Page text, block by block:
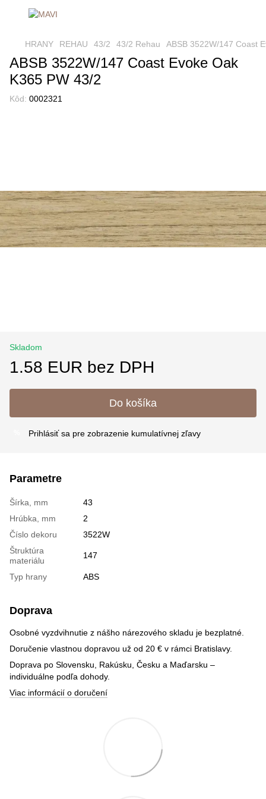
HRANY REHAU 43/2 43/2 Rehau ABSB 3522W/147 Coast
ABSB 3522W/147 Coast Evoke Oak
K365 PW 43/2
Kôd: 0002321
Skladom
1.58 EUR bez DPH
Do košíka
Prihlásiť sa pre zobrazenie kumulatívnej zľavy
Parametre
Šírka, mm
43
Hrúbka, mm
2
Číslo dekoru
3522W
Štruktúra
materiálu
147
Typ hrany ABS
Doprava
Osobné vyzdvihnutie z nášho nárezového skladu je bezplatné.
Doručenie vlastnou dopravou už od 20 € v rámci Bratislavy.
Doprava po Slovensku, Rakúsku, Česku a Maďarsku –
individuálne podľa dohody.
Viac informácií o doručení